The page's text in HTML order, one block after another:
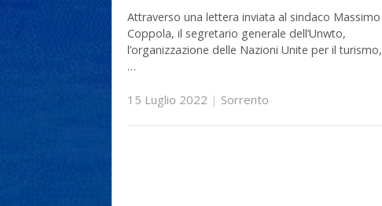
Attraverso una lettera inviata al sindaco Massimo
Coppola, il segretario generale dell’Unwto,
l’organizzazione delle Nazioni Unite per il turismo,
…
15 Luglio 2022 | Sorrento